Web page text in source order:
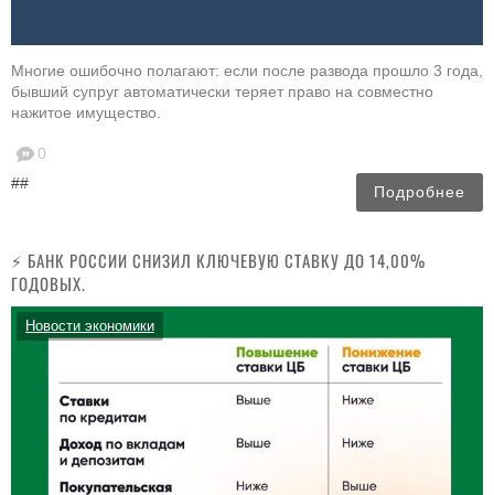
Многие ошибочно полагают: если после развода прошло 3 года,
бывший супруг автоматически теряет право на совместно
нажитое имущество.
0
##
Подробнее
⚡️ БАНК РОССИИ СНИЗИЛ КЛЮЧЕВУЮ СТАВКУ ДО 14,00%
ГОДОВЫХ.
Новости экономики